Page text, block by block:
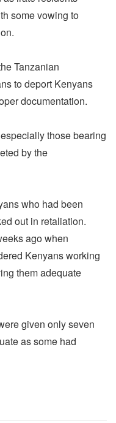
some vowing to
Tanzanian
to deport Kenyans
documentation.
those bearing
by the
who had been
out in retaliation.
ago when
Kenyans working
them adequate
given only seven
as some had